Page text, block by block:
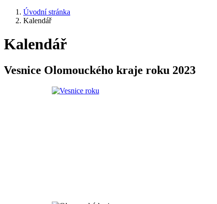
Úvodní stránka
Kalendář
Kalendář
Vesnice Olomouckého kraje roku 2023